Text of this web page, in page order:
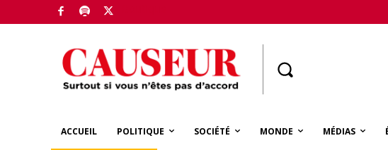
ACCUEIL POLITIQUE SOCIÉTÉ MONDE MÉDIAS